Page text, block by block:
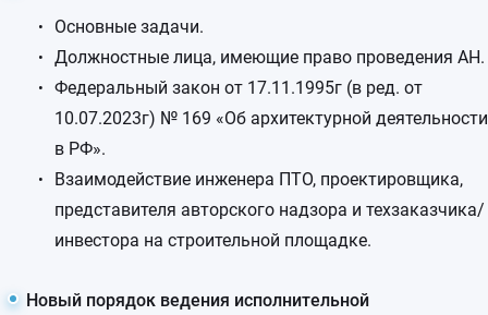
Основные задачи.
Должностные лица, имеющие право проведения АН.
Федеральный закон от 17.11.1995г (в ред. от
10.07.2023г) № 169 «Об архитектурной деятельности
в РФ».
Взаимодействие инженера ПТО, проектировщика,
представителя авторского надзора и техзаказчика/
инвестора на строительной площадке.
Новый порядок ведения исполнительной